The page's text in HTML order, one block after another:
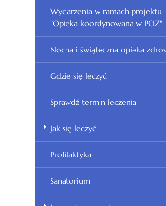
Wydarzenia w ramach projektu
"Opieka koordynowana w POZ"
Nocna i świąteczna opieka
Gdzie się leczyć
Sprawdź termin leczenia
Jak się leczyć
Profilaktyka
Sanatorium